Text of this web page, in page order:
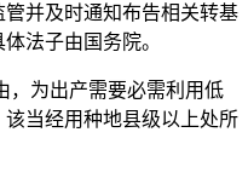
并及时通知布告相关转基
法子由国务院。
为出产需要必需利用低
当经用种地县级以上处所